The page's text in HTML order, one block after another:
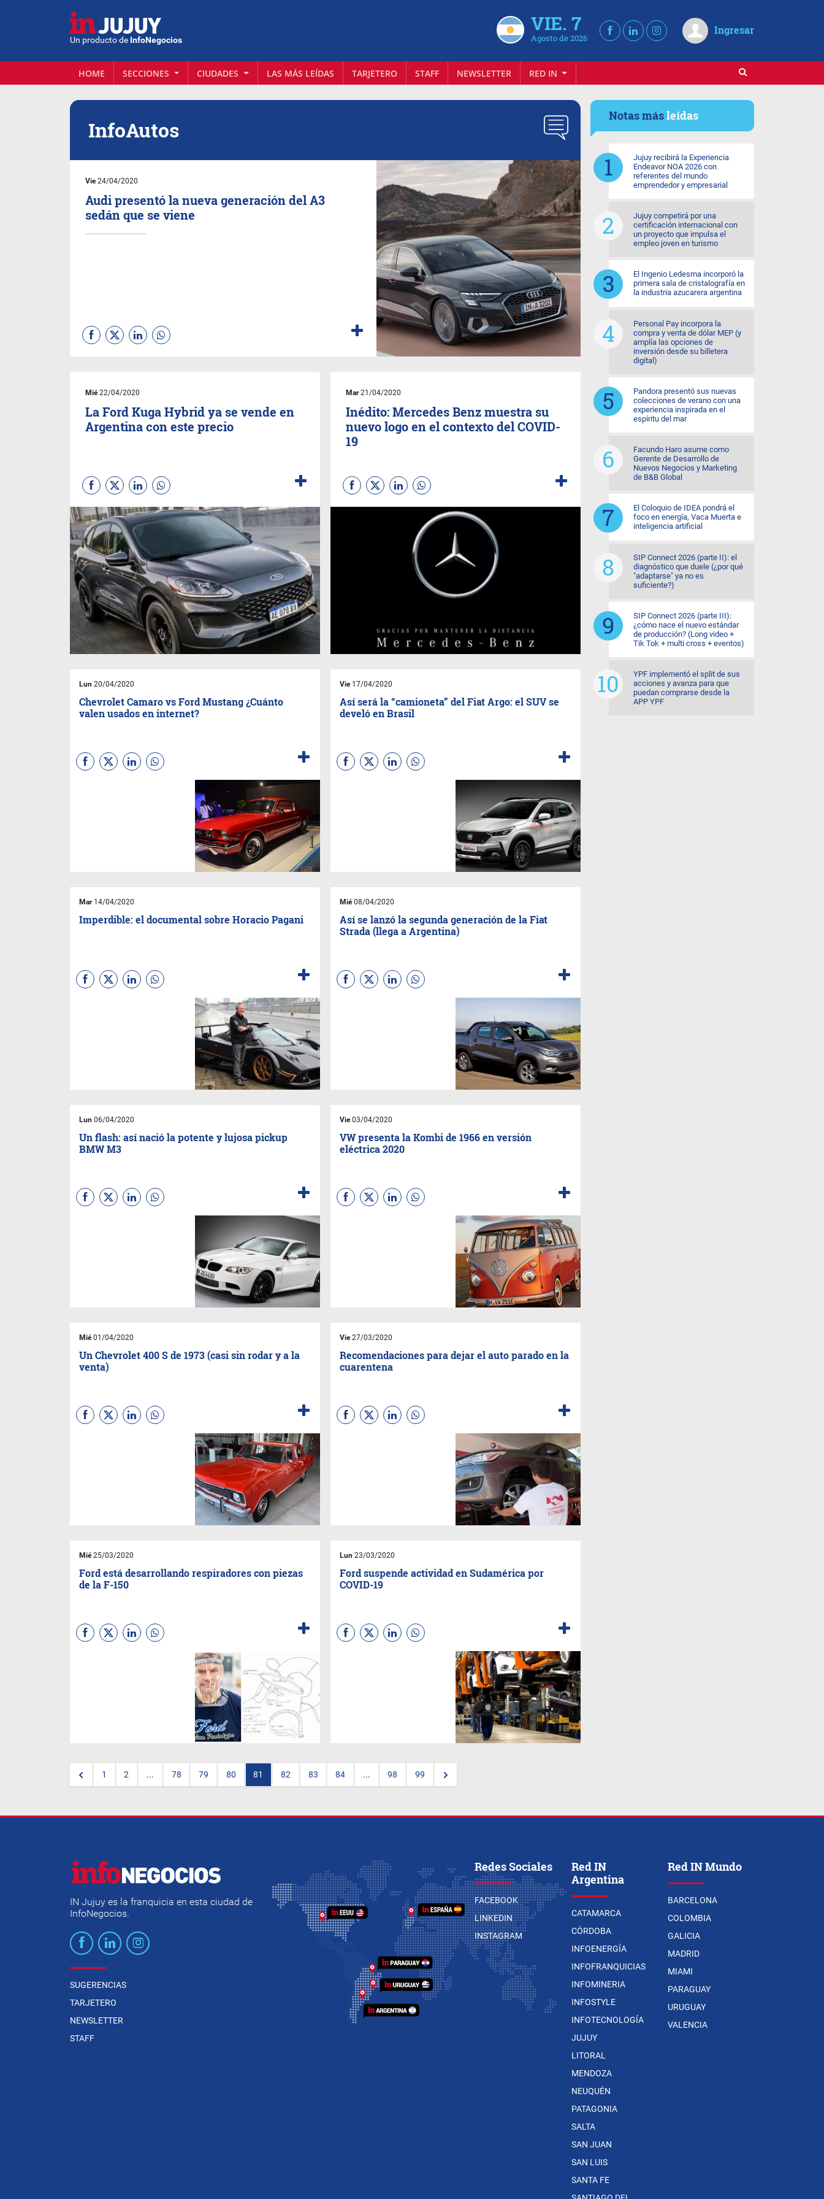
Un producto de InfoNegocios
VIE. 7
Agosto de 2026
Ingresar
HOME SECCIONES CIUDADES LAS MÁS LEÍDAS TARJETERO STAFF NEWSLETTER RED IN
InfoAutos
Vie24/04/2020
Audi presentó la nueva generación del A3
sedán que se viene
Mié22/04/2020
La Ford Kuga Hybrid ya se vende en
Argentina con este precio
Mar21/04/2020
Inédito: Mercedes Benz muestra su
nuevo logo en el contexto del COVID-
19
Lun 20/04/2020
Chevrolet Camaro vs Ford Mustang ¿Cuánto
valen usados en internet?
Vie17/04/2020
Así será la “camioneta” del Fiat Argo: el SUV se
develó en Brasil
Mar14/04/2020
Imperdible: el documental sobre Horacio Pagani
Mié08/04/2020
Así se lanzó la segunda generación de la Fiat
Strada (llega a Argentina)
Lun 06/04/2020
Un flash: así nació la potente y lujosa pickup
BMW M3
Vie03/04/2020
VW presenta la Kombi de 1966 en versión
eléctrica 2020
Mié01/04/2020
Un Chevrolet 400 S de 1973 (casi sin rodar y a la
venta)
Vie27/03/2020
Recomendaciones para dejar el auto parado en la
cuarentena
Mié25/03/2020
Ford está desarrollando respiradores con piezas
de la F-150
Lun 23/03/2020
Ford suspende actividad en Sudamérica por
COVID-19
1 2 ... 78 79 80 81 82 83 84 ... 98 99
Notas másleídas
Jujuy recibirá la Experiencia
Endeavor NOA 2026 con
referentes del mundo
emprendedor y empresarial
Jujuy competirá por una
certificación internacional con
un proyecto que impulsa el
empleo joven en turismo
El Ingenio Ledesma incorporó la
primera sala de cristalografía en
la industria azucarera argentina
Personal Pay incorpora la
compra y venta de dólar MEP (y
amplía las opciones de
inversión desde su billetera
digital)
Pandora presentó sus nuevas
colecciones de verano con una
experiencia inspirada en el
espíritu del mar
Facundo Haro asume como
Gerente de Desarrollo de
Nuevos Negocios y Marketing
de B&B Global
El Coloquio de IDEA pondrá el
foco en energía, Vaca Muerta e
inteligencia artificial
SIP Connect 2026 (parte II): el
diagnóstico que duele (¿por qué
"adaptarse" ya no es
suficiente?)
SIP Connect 2026 (parte III):
¿cómo nace el nuevo estándar
de producción? (Long video +
Tik Tok + multi cross + eventos)
YPF implementó el split de sus
acciones y avanza para que
puedan comprarse desde la
APP YPF
IN Jujuy es la franquicia en esta ciudad de
InfoNegocios.
SUGERENCIAS
TARJETERO
NEWSLETTER
STAFF
Redes Sociales
FACEBOOK
LINKEDIN
INSTAGRAM
Red IN
Argentina
CATAMARCA
CÓRDOBA
INFOENERGÍA
INFOFRANQUICIAS
INFOMINERIA
INFOSTYLE
INFOTECNOLOGÍA
JUJUY
LITORAL
MENDOZA
NEUQUÉN
PATAGONIA
SALTA
SAN JUAN
SAN LUIS
SANTA FE
Red IN Mundo
BARCELONA
COLOMBIA
GALICIA
MADRID
MIAMI
PARAGUAY
URUGUAY
VALENCIA